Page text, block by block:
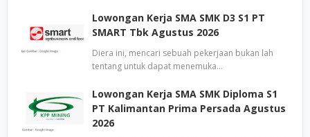
Lowongan Kerja SMA SMK D3 S1 PT
SMART Tbk Agustus 2026
Diera ini, mencari sebuah pekerjaan bukan lah
tentang untuk dapat menemuka…
Lowongan Kerja SMA SMK Diploma S1
PT Kalimantan Prima Persada Agustus
2026